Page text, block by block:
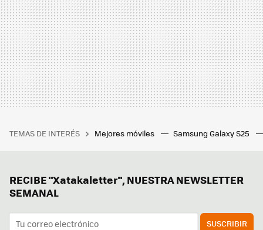
TEMAS DE INTERÉS Mejores móviles Samsung Galaxy S25
RECIBE "Xatakaletter", NUESTRA NEWSLETTER
SEMANAL
SUSCRIBIR